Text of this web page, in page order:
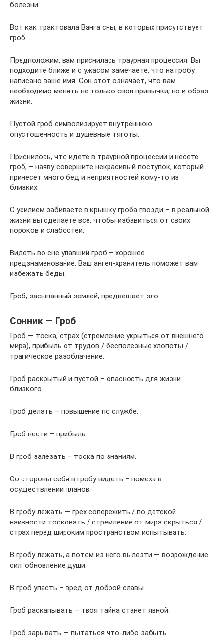
болезни.
Вот как трактовала Ванга сны, в которых присутствует
гроб.
Предположим, вам приснилась траурная процессия. Вы
подходите ближе и с ужасом замечаете, что на гробу
написано ваше имя. Сон этот означает, что вам
необходимо менять не только свои привычки, но и образ
жизни.
Пустой гроб символизирует внутреннюю
опустошенность и душевные тяготы.
Приснилось, что идете в траурной процессии и несете
гроб, – наяву совершите некрасивый поступок, который
принесет много бед и неприятностей кому-то из
близких.
С усилием забиваете в крышку гроба гвозди – в реальной
жизни вы сделаете все, чтобы избавиться от своих
пороков и слабостей.
Видеть во сне упавший гроб – хорошее
предзнаменование. Ваш ангел-хранитель поможет вам
избежать беды.
Гроб, засыпанный землей, предвещает зло.
Сонник — Гроб
Гроб — тоска, страх (стремление укрыться от внешнего
мира), прибыль от трудов / бесполезные хлопоты /
трагическое разоблачение.
Гроб раскрытый и пустой – опасность для жизни
близкого.
Гроб делать – повышение по службе.
Гроб нести – прибыль.
В гроб залезать – тоска по знаниям.
Со стороны себя в гробу видеть – помеха в
осуществлении планов.
В гробу лежать — грех сопережить / по детской
наивности тосковать / стремление от мира скрыться /
страх перед широким пространством испытывать.
В гробу лежать, а потом из него вылезти — возрождение
сил, обновление души.
В гроб упасть – вред от доброй славы.
Гроб раскапывать – твоя тайна станет явной.
Гроб зарывать — пытаться что-либо забыть.